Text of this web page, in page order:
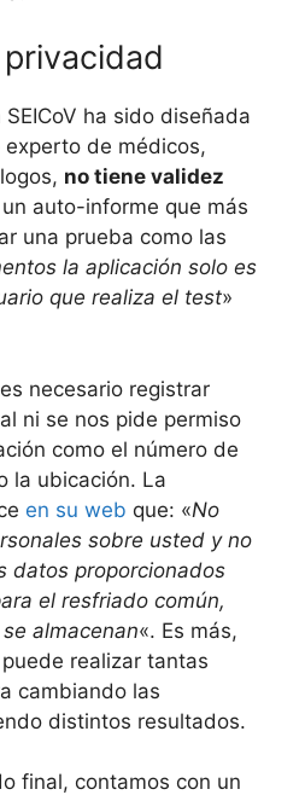
ha sido diseñada
de médicos,
no tiene validez
auto-informe que más
una prueba como las
la aplicación solo es
que realiza el test»
necesario registrar
ni se nos pide permiso
como el número de
la ubicación. La
en su web que: «No
sobre usted y no
datos proporcionados
el resfriado común,
almacenan«. Es más,
realizar tantas
cambiando las
distintos resultados.
final, contamos con un